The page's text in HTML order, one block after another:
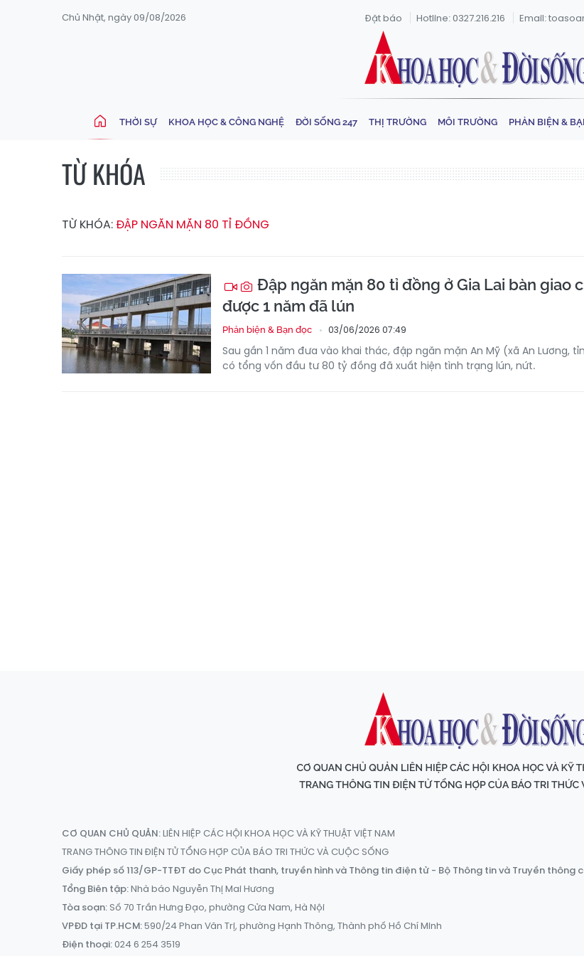
Chủ Nhật, ngày 09/08/2026 Đặt báo Hotline: 0327.216.216 Email:
THỜI SỰ KHOA HỌC & CÔNG NGHỆ ĐỜI SỐNG 247 THỊ TRƯỜNG MÔI TRƯỜNG PHẢN BIỆN &
TỪ KHÓA
TỪ KHÓA: ĐẬP NGĂN MẶN 80 TỈ ĐỒNG
Đập ngăn mặn 80 tỉ đồng ở Gia Lai bàn giao
được 1 năm đã lún
Phản biện & Bạn đọc 03/06/2026 07:49
Sau gần 1 năm đưa vào khai thác, đập ngăn mặn An Mỹ (xã An Lương,
có tổng vốn đầu tư 80 tỷ đồng đã xuất hiện tình trạng lún, nứt.
CƠ QUAN CHỦ QUẢN:LIÊN HIỆP CÁC HỘI KHOA HỌC VÀ KỸ THUẬT VIỆT NAM
TRANG THÔNG TIN ĐIỆN TỬ TỔNG HỢP CỦA BÁO TRI THỨC VÀ CUỘC SỐNG
Giấy phép số 113/GP-TTĐT do Cục Phát thanh, truyền hình và Thông tin điện tử - Bộ Thông tin và Truyền thông
Tổng Biên tập:Nhà báo Nguyễn Thị Mai Hương
Tòa soạn:Số 70 Trần Hưng Đạo, phường Cửa Nam, Hà Nội
VPĐD tại TP.HCM:590/24 Phan Văn Trị, phường Hạnh Thông, Thành phố Hồ Chí Minh
Điện thoại:024 6 254 3519